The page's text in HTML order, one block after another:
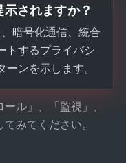
されますか？
暗号化通信、統合
トするプライバシ
ンを示します。
ル」、「監視」、
みてください。